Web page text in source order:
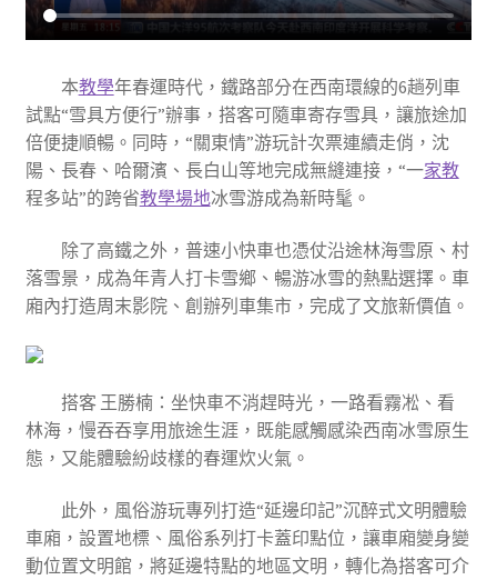
本教學年春運時代，鐵路部分在西南環線的6趟列車
試點“雪具方便行”辦事，搭客可隨車寄存雪具，讓旅途加
倍便捷順暢。同時，“關東情”游玩計次票連續走俏，沈
陽、長春、哈爾濱、長白山等地完成無縫連接，“一家教
程多站”的跨省教學場地冰雪游成為新時髦。
除了高鐵之外，普速小快車也憑仗沿途林海雪原、村
落雪景，成為年青人打卡雪鄉、暢游冰雪的熱點選擇。車
廂內打造周末影院、創辦列車集市，完成了文旅新價值。
搭客 王勝楠：坐快車不消趕時光，一路看霧凇、看
林海，慢吞吞享用旅途生涯，既能感觸感染西南冰雪原生
態，又能體驗紛歧樣的春運炊火氣。
此外，風俗游玩專列打造“延邊印記”沉醉式文明體驗
車廂，設置地標、風俗系列打卡蓋印點位，讓車廂變身變
動位置文明館，將延邊特點的地區文明，轉化為搭客可介